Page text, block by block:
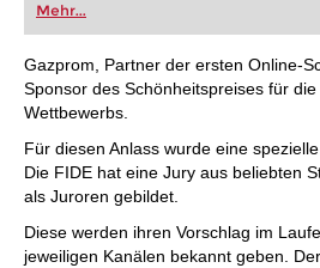
FRITZ trainieren Sie effizienter,
individueller als je zuvor.
Mehr...
Gazprom, Partner der ersten Online-
Sponsor des Schönheitspreises für
Wettbewerbs.
Für diesen Anlass wurde eine
Die FIDE hat eine Jury aus beliebten
als Juroren gebildet.
Diese werden ihren Vorschlag im
jeweiligen Kanälen bekannt geben.